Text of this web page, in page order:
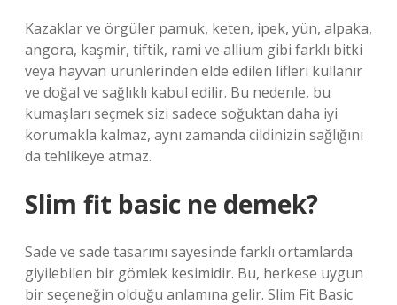
Kazaklar ve örgüler pamuk, keten, ipek, yün, alpaka,
angora, kaşmir, tiftik, rami ve allium gibi farklı bitki
veya hayvan ürünlerinden elde edilen lifleri kullanır
ve doğal ve sağlıklı kabul edilir. Bu nedenle, bu
kumaşları seçmek sizi sadece soğuktan daha iyi
korumakla kalmaz, aynı zamanda cildinizin sağlığını
da tehlikeye atmaz.
Slim fit basic ne demek?
Sade ve sade tasarımı sayesinde farklı ortamlarda
giyilebilen bir gömlek kesimidir. Bu, herkese uygun
bir seçeneğin olduğu anlamına gelir. Slim Fit Basic